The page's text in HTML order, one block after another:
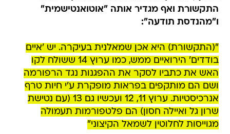
התקשורת ואף מגדיר אותה "אוטואנטישמית"
ו"מהנדסת תודעה":
"(התקשורת) היא אכן שמאלנית בעיקרה. יש 'איים
בודדים' הירואיים ממש, כמו ערוץ 14 ששולח לקו
האש את כתביו לסקר את ההפגנות נגד הרפורמה
ושם הם מותקפים בפראות מופקרת ע'י חיות טרף
אנרכיסטיות. ערוץ 11, 12 ועכשיו גם 13 (עם נטישת
שרון גל ואיילה חסון) הם פלטפורמות תעמולה
מגוייסות לחלוטין לשמאל הקיצוני"